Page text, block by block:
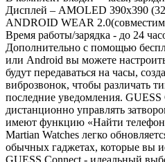
Дисплей – AMOLED 390х390
ANDROID WEAR
Время работы/зарядка - до 24
Дополнительно с помощью
или Android вы можете
будут передаваться на часы,
виброзвонок, чтобы различать
последние уведомления.
дистанционно управлять
имеют функцию «Найти
Martian Watches легко
обычных гаджетах, которые вы
GUESS Connect - идеальный